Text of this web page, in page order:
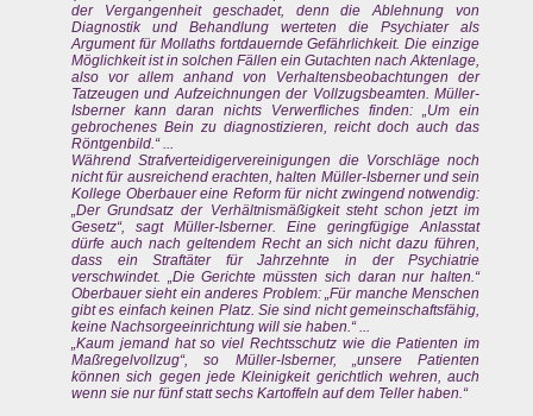
der Vergangenheit geschadet, denn die Ablehnung von
Diagnostik und Behandlung werteten die Psychiater als
Argument für Mollaths fortdauernde Gefährlichkeit. Die einzige
Möglichkeit ist in solchen Fällen ein Gutachten nach Aktenlage,
also vor allem anhand von Verhaltensbeobachtungen der
Tatzeugen und Aufzeichnungen der Vollzugsbeamten. Müller-
Isberner kann daran nichts Verwerfliches finden: „Um ein
gebrochenes Bein zu diagnostizieren, reicht doch auch das
Röntgenbild.“ ...
Während Strafverteidigervereinigungen die Vorschläge noch
nicht für ausreichend erachten, halten Müller-Isberner und sein
Kollege Oberbauer eine Reform für nicht zwingend notwendig:
„Der Grundsatz der Verhältnismäßigkeit steht schon jetzt im
Gesetz“, sagt Müller-Isberner. Eine geringfügige Anlasstat
dürfe auch nach geltendem Recht an sich nicht dazu führen,
dass ein Straftäter für Jahrzehnte in der Psychiatrie
verschwindet. „Die Gerichte müssten sich daran nur halten.“
Oberbauer sieht ein anderes Problem: „Für manche Menschen
gibt es einfach keinen Platz. Sie sind nicht gemeinschaftsfähig,
keine Nachsorgeeinrichtung will sie haben.“ ...
„Kaum jemand hat so viel Rechtsschutz wie die Patienten im
Maßregelvollzug“, so Müller-Isberner, „unsere Patienten
können sich gegen jede Kleinigkeit gerichtlich wehren, auch
wenn sie nur fünf statt sechs Kartoffeln auf dem Teller haben.“